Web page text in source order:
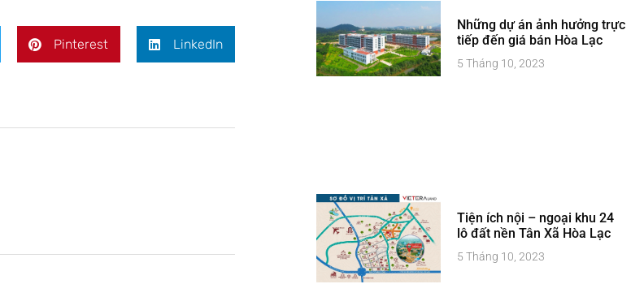
Pinterest LinkedIn
Những dự án ảnh hưởng trực
tiếp đến giá bán Hòa Lạc
5 Tháng 10, 2023
Tiện ích nội – ngoại khu 24
lô đất nền Tân Xã Hòa Lạc
5 Tháng 10, 2023